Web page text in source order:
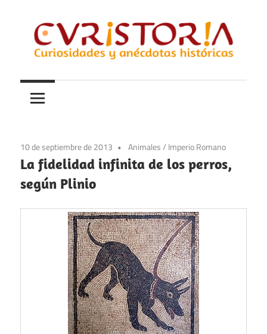
contenido
Curistoria
y
anécdotas
historia
10 de septiembre de 2013 Animales/ Imperio Romano
La fidelidad infinita de los perros,
según Plinio